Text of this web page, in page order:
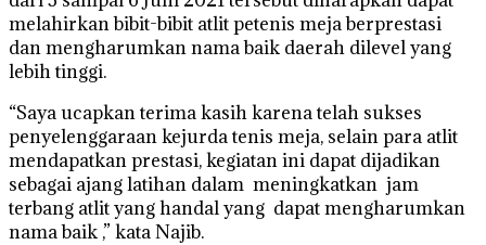
melahirkan bibit-bibit atlit petenis meja berprestasi
dan mengharumkan nama baik daerah dilevel yang
lebih tinggi.
“Saya ucapkan terima kasih karena telah sukses
penyelenggaraan kejurda tenis meja, selain para atlit
mendapatkan prestasi, kegiatan ini dapat dijadikan
sebagai ajang latihan dalam meningkatkan jam
terbang atlit yang handal yang dapat mengharumkan
nama baik ,” kata Najib.